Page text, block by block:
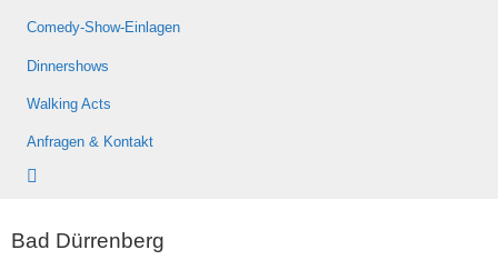
Comedy-Show-Einlagen
Dinnershows
Walking Acts
Anfragen & Kontakt
Bad Dürrenberg